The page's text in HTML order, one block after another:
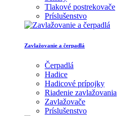
Tlakové postrekovače
Príslušenstvo
Zavlažovanie a čerpadlá
Čerpadlá
Hadice
Hadicové prípojky
Riadenie zavlažovania
Zavlažovače
Príslušenstvo